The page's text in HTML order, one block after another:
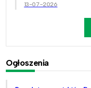
13-07-2026
Ogłoszenia